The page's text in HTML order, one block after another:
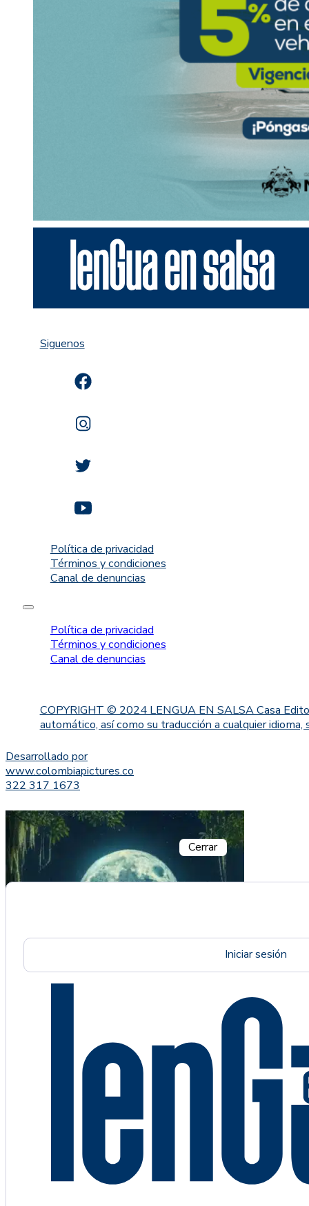
Siguenos
Política de privacidad
Términos y condiciones
Canal de denuncias
Política de privacidad
Términos y condiciones
Canal de denuncias
COPYRIGHT © 2024 LENGUA EN SALSA Casa
automático, así como su traducción a cualquier
Desarrollado por
www.colombiapictures.co
322 317 1673
Cerrar
Iniciar sesión